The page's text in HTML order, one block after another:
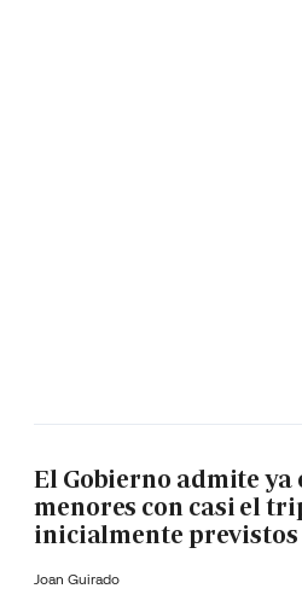
El Gobierno admite ya
menores con casi el
inicialmente previstos
Joan Guirado